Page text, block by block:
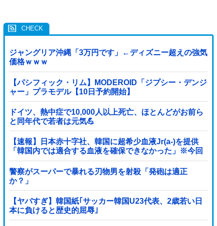
ジャングリア沖縄「3万円です」←ディズニー超えの強気
価格ｗｗｗ
【パシフィック・リム】MODEROID「ジプシー・デンジ
ャー」プラモデル【10日予約開始】
ドイツ、熱中症で10,000人以上死亡、ほとんどがお前ら
と同年代で若者は元気💪
【速報】日本赤十字社、韓国に超希少血液Jr(a-)を提供
「韓国内では適合する血液を確保できなかった」※今回
で4回目
警察がスーパーで暴れる刃物男を射殺「発砲は適正
か？」
【ヤバすぎ】韓国紙｢サッカー韓国U23代表、2歳若い日
本に負けると歴史的屈辱｣